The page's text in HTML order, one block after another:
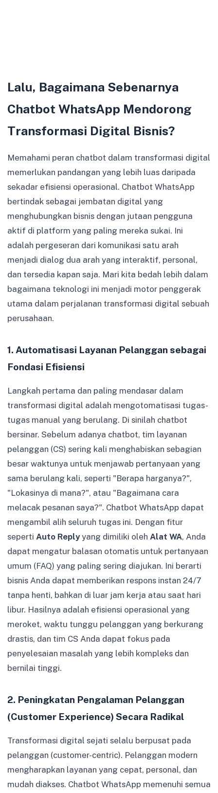
Lalu, Bagaimana Sebenarnya
Chatbot WhatsApp Mendorong
Transformasi Digital Bisnis?
Memahami peran chatbot dalam transformasi digital
memerlukan pandangan yang lebih luas daripada
sekadar efisiensi operasional. Chatbot WhatsApp
bertindak sebagai jembatan digital yang
menghubungkan bisnis dengan jutaan pengguna
aktif di platform yang paling mereka sukai. Ini
adalah pergeseran dari komunikasi satu arah
menjadi dialog dua arah yang interaktif, personal,
dan tersedia kapan saja. Mari kita bedah lebih dalam
bagaimana teknologi ini menjadi motor penggerak
utama dalam perjalanan transformasi digital sebuah
perusahaan.
1. Automatisasi Layanan Pelanggan sebagai
Fondasi Efisiensi
Langkah pertama dan paling mendasar dalam
transformasi digital adalah mengotomatisasi tugas-
tugas manual yang berulang. Di sinilah chatbot
bersinar. Sebelum adanya chatbot, tim layanan
pelanggan (CS) sering kali menghabiskan sebagian
besar waktunya untuk menjawab pertanyaan yang
sama berulang kali, seperti "Berapa harganya?",
"Lokasinya di mana?", atau "Bagaimana cara
melacak pesanan saya?". Chatbot WhatsApp dapat
mengambil alih seluruh tugas ini. Dengan fitur
seperti Auto Replyyang dimiliki oleh Alat WA, Anda
dapat mengatur balasan otomatis untuk pertanyaan
umum (FAQ) yang paling sering diajukan. Ini berarti
bisnis Anda dapat memberikan respons instan 24/7
tanpa henti, bahkan di luar jam kerja atau saat hari
libur. Hasilnya adalah efisiensi operasional yang
meroket, waktu tunggu pelanggan yang berkurang
drastis, dan tim CS Anda dapat fokus pada
penyelesaian masalah yang lebih kompleks dan
bernilai tinggi.
2. Peningkatan Pengalaman Pelanggan
(Customer Experience) Secara Radikal
Transformasi digital sejati selalu berpusat pada
pelanggan (customer-centric). Pelanggan modern
mengharapkan layanan yang cepat, personal, dan
mudah diakses. Chatbot WhatsApp memenuhi semua